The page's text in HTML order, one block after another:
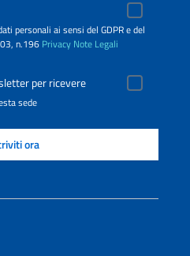
personali ai sensi del GDPR e del
n.196 Privacy Note Legali
per ricevere
sede